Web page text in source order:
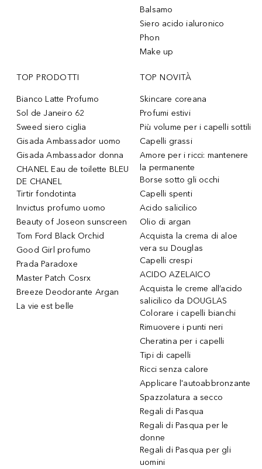
Balsamo
Siero acido ialuronico
Phon
Make up
TOP PRODOTTI
Bianco Latte Profumo
Sol de Janeiro 62
Sweed siero ciglia
Gisada Ambassador uomo
Gisada Ambassador donna
CHANEL Eau de toilette BLEU
DE CHANEL
Tirtir fondotinta
Invictus profumo uomo
Beauty of Joseon sunscreen
Tom Ford Black Orchid
Good Girl profumo
Prada Paradoxe
Master Patch Cosrx
Breeze Deodorante Argan
La vie est belle
TOP NOVITÀ
Skincare coreana
Profumi estivi
Più volume per i capelli sottili
Capelli grassi
Amore per i ricci: mantenere
la permanente
Borse sotto gli occhi
Capelli spenti
Acido salicilico
Olio di argan
Acquista la crema di aloe
vera su Douglas
Capelli crespi
ACIDO AZELAICO
Acquista le creme all’acido
salicilico da DOUGLAS
Colorare i capelli bianchi
Rimuovere i punti neri
Cheratina per i capelli
Tipi di capelli
Ricci senza calore
Applicare l'autoabbronzante
Spazzolatura a secco
Regali di Pasqua
Regali di Pasqua per le
donne
Regali di Pasqua per gli
uomini